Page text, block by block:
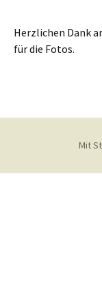
Herzlichen Dank
für die Fotos.
Mit